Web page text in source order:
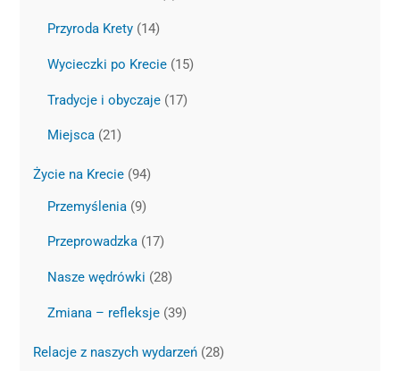
Przyroda Krety(14)
Wycieczki po Krecie(15)
Tradycje i obyczaje(17)
Miejsca(21)
Życie na Krecie (94)
Przemyślenia (9)
Przeprowadzka(17)
Nasze wędrówki (28)
Zmiana – refleksje(39)
Relacje z naszych wydarzeń (28)